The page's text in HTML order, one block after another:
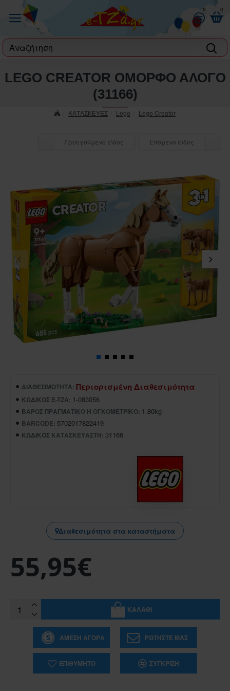
0 0
label
ΚΑΤΑΣΚΕΥΕΣ Lego Lego Creator
LEGO CREATOR ΟΜΟΡΦΟ ΑΛΟΓΟ
(31166)
Προηγούμενο είδος Επόμενο είδος
ΔΙΑΘΕΣΙΜΌΤΗΤΑ: Περιορισμένη Διαθεσιμότητα
ΚΩΔΙΚΌΣ E-TZA: 1-083056
ΒΆΡΟΣ ΠΡΑΓΜΑΤΙΚΌ Ή ΟΓΚΟΜΕΤΡΙΚΌ: 1.80kg
BARCODE: 5702017822419
ΚΩΔΙΚΌΣ ΚΑΤΑΣΚΕΥΑΣΤΉ: 31166
Διαθεσιμότητα στα καταστήματα
55,95€
ΚΑΛΆΘΙ
ΆΜΕΣΗ ΑΓΟΡΆ ΡΩΤΉΣΤΕ ΜΑΣ
ΕΠΙΘΥΜΗΤΌ ΣΎΓΚΡΙΣΗ